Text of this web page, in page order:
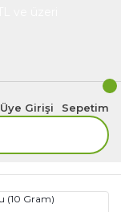
Üye Girişi Sepetim